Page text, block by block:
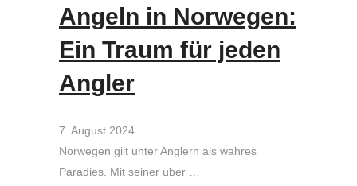
Angeln in Norwegen:
Ein Traum für jeden
Angler
7. August 2024
Norwegen gilt unter Anglern als wahres
Paradies. Mit seiner über …